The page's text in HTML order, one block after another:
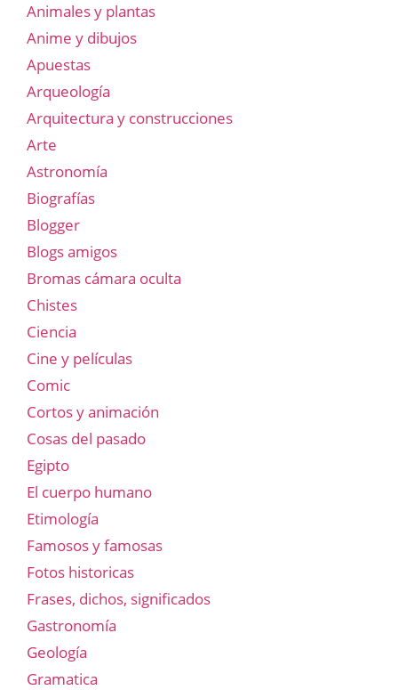
Animales y plantas
Anime y dibujos
Apuestas
Arqueología
Arquitectura y construcciones
Arte
Astronomía
Biografías
Blogger
Blogs amigos
Bromas cámara oculta
Chistes
Ciencia
Cine y películas
Comic
Cortos y animación
Cosas del pasado
Egipto
El cuerpo humano
Etimología
Famosos y famosas
Fotos historicas
Frases, dichos, significados
Gastronomía
Geología
Gramatica